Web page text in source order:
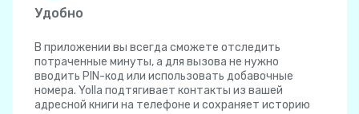
Удобно
В приложении вы всегда сможете отследить
потраченные минуты, а для вызова не нужно
вводить PIN-код или использовать добавочные
номера. Yolla подтягивает контакты из вашей
адресной книги на телефоне и сохраняет историю